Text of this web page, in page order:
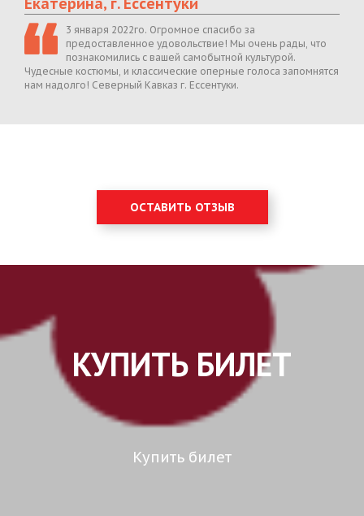
3 января 2022го. Огромное спасибо за
предоставленное удовольствие! Мы очень рады, что
познакомились с вашей самобытной культурой.
Чудесные костюмы, и классические оперные голоса запомнятся
нам надолго! Северный Кавказ г. Ессентуки.
ОСТАВИТЬ ОТЗЫВ
КУПИТЬ БИЛЕТ
Купить билет